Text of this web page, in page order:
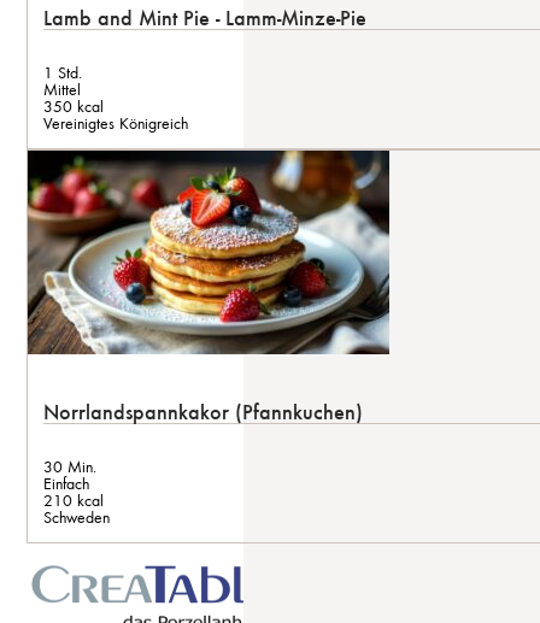
Lamb and Mint Pie - Lamm-Minze-Pie
1 Std.
Mittel
350 kcal
Vereinigtes Königreich
Norrlandspannkakor (Pfannkuchen)
30 Min.
Einfach
210 kcal
Schweden